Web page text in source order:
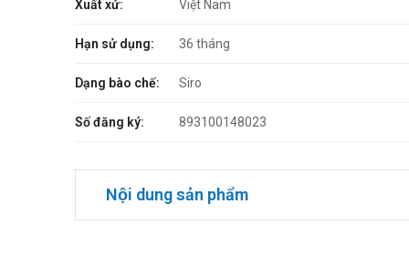
Xuất xứ: Việt Nam
Hạn sử dụng: 36 tháng
Dạng bào chế: Siro
Số đăng ký: 893100148023
Nội dung sản phẩm